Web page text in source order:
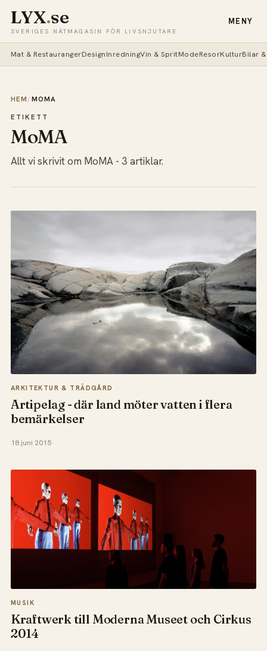
LYX.se
SVERIGES NÄTMAGASIN FÖR LIVSNJUTARE
MENY
Mat & RestaurangerDesignInredningVin & SpritModeResorKulturBilar
HEM / MOMA
ETIKETT
MoMA
Allt vi skrivit om MoMA - 3 artiklar.
ARKITEKTUR & TRÄDGÅRD
Artipelag - där land möter vatten i flera
bemärkelser
18 juni 2015
MUSIK
Kraftwerk till Moderna Museet och Cirkus
2014